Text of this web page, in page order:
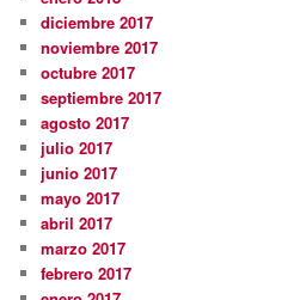
diciembre 2017
noviembre 2017
octubre 2017
septiembre 2017
agosto 2017
julio 2017
junio 2017
mayo 2017
abril 2017
marzo 2017
febrero 2017